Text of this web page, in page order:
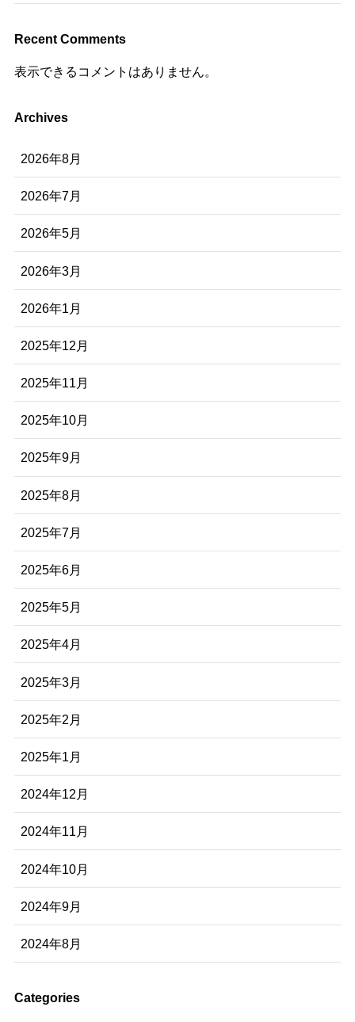
Recent Comments
表示できるコメントはありません。
Archives
2026年8月
2026年7月
2026年5月
2026年3月
2026年1月
2025年12月
2025年11月
2025年10月
2025年9月
2025年8月
2025年7月
2025年6月
2025年5月
2025年4月
2025年3月
2025年2月
2025年1月
2024年12月
2024年11月
2024年10月
2024年9月
2024年8月
Categories